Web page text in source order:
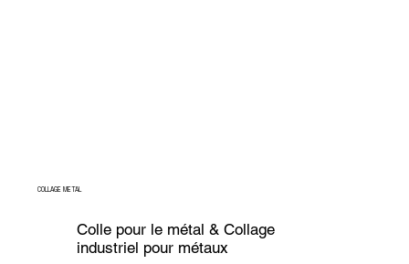
Colle pour le métal & Collage
industriel pour métaux
COLLAGE METAL